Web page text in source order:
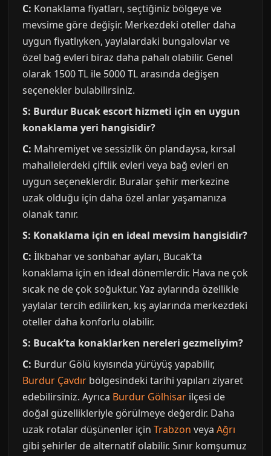
C: Konaklama fiyatları, seçtiğiniz bölgeye ve
mevsime göre değişir. Merkezdeki oteller daha
uygun fiyatlıyken, yaylalardaki bungalovlar ve
özel bağ evleri biraz daha pahalı olabilir. Genel
olarak 1500 TL ile 5000 TL arasında değişen
seçenekler bulabilirsiniz.
S: Burdur Bucak escort hizmeti için en uygun
konaklama yeri hangisidir?
C: Mahremiyet ve sessizlik ön plandaysa, kırsal
mahallelerdeki çiftlik evleri veya bağ evleri en
uygun seçeneklerdir. Buralar şehir merkezine
uzak olduğu için daha özel anlar yaşamanıza
olanak tanır.
S: Konaklama için en ideal mevsim hangisidir?
C: İlkbahar ve sonbahar ayları, Bucak’ta
konaklama için en ideal dönemlerdir. Hava ne çok
sıcak ne de çok soğuktur. Yaz aylarında özellikle
yaylalar tercih edilirken, kış aylarında merkezdeki
oteller daha konforlu olabilir.
S: Bucak’ta konaklarken nereleri gezmeliyim?
C: Burdur Gölü kıyısında yürüyüş yapabilir,
Burdur Çavdır bölgesindeki tarihi yapıları ziyaret
edebilirsiniz. Ayrıca Burdur Gölhisar ilçesi de
doğal güzellikleriyle görülmeye değerdir. Daha
uzak rotalar düşünenler için Trabzon veya Ağrı
gibi şehirler de alternatif olabilir. Sınır komşumuz